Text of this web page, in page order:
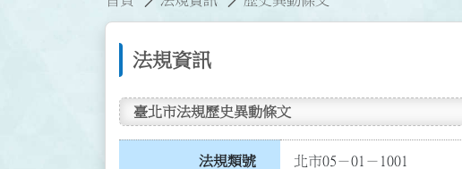
法規資訊
臺北市法規歷史異動條文
法規類號 北市05－01－1001